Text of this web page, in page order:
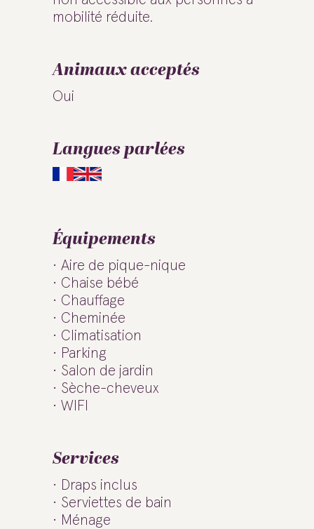
mobilité réduite.
Animaux acceptés
Oui
Langues parlées
Équipements
Aire de pique-nique
Chaise bébé
Chauffage
Cheminée
Climatisation
Parking
Salon de jardin
Sèche-cheveux
WIFI
Services
Draps inclus
Serviettes de bain
Ménage